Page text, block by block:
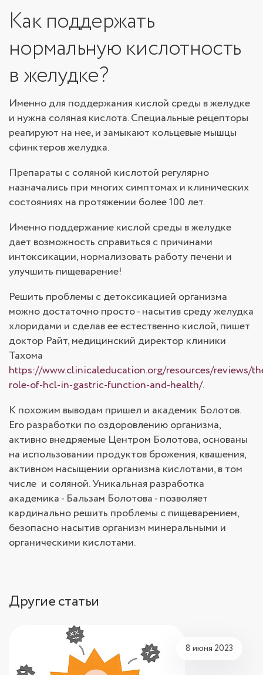
Как поддержать
нормальную кислотность
в желудке?
Именно для поддержания кислой среды в желудке
и нужна соляная кислота. Специальные рецепторы
реагируют на нее, и замыкают кольцевые мышцы
сфинктеров желудка.
Препараты с соляной кислотой регулярно
назначались при многих симптомах и клинических
состояниях на протяжении более 100 лет.
Именно поддержание кислой среды в желудке
дает возможность справиться с причинами
интоксикации, нормализовать работу печени и
улучшить пищеварение!
Решить проблемы с детоксикацией организма
можно достаточно просто - насытив среду желудка
хлоридами и сделав ее естественно кислой, пишет
доктор Райт, медицинский директор клиники
Тахома
https://www.clinicaleducation.org/resources/reviews/
role-of-hcl-in-gastric-function-and-health/.
К похожим выводам пришел и академик Болотов.
Его разработки по оздоровлению организма,
активно внедряемые Центром Болотова, основаны
на использовании продуктов брожения, квашения,
активном насыщении организма кислотами, в том
числе и соляной. Уникальная разработка
академика - Бальзам Болотова - позволяет
кардинально решить проблемы с пищеварением,
безопасно насытив организм минеральными и
органическими кислотами.
Другие статьи
8 июня 2023